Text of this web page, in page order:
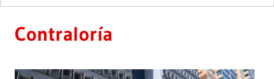
Contraloría